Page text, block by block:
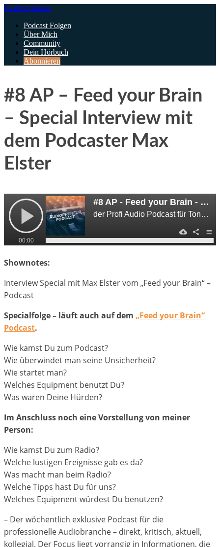
Audiopreneur
Podcast Folgen
Über Mich
Community
Dein Hörbuch
Abonnieren
#8 AP – Feed your Brain
– Special Interview mit
dem Podcaster Max
Elster
Shownotes:
Interview Special mit Max Elster vom „Feed your Brain“ –
Podcast
Specialfolge – läuft auch auf dem „Feed your Brain“
Podcast.
Wie kamst Du zum Podcast?
Wie überwindet man seine Unsicherheit?
Wie startet man?
Welches Equipment benutzt Du?
Was waren Deine Hürden?
Im Anschluss noch eine Vorstellung von meiner
Person:
Wie kamst Du zum Radio?
Welche lustigen Ereignisse gab es da?
Was macht man beim Radio?
Welche Tipps hast Du für uns?
Welches Equipment würdest Du benutzen?
– Der wöchentlich exklusive Podcast für die
professionelle Audiobranche – direkt, kritisch, aktuell,
kollegial. Der Focus liegt vorrangig in Informationen, die